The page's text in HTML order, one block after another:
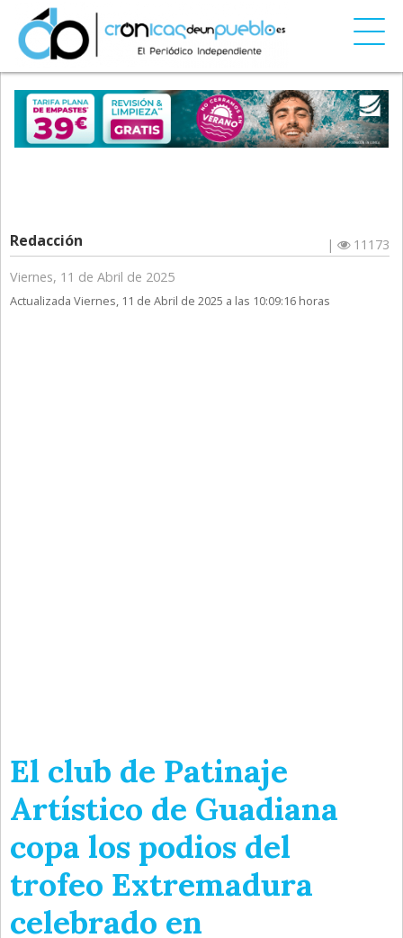
Redacción |
11173
Viernes, 11 de Abril de 2025
Actualizada Viernes, 11 de Abril de 2025 a las 10:09:16 horas
El club de Patinaje
Artístico de Guadiana
copa los podios del
trofeo Extremadura
celebrado en